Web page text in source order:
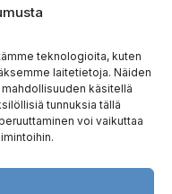
teknologioita, kuten
laitetietoja. Näiden
käsitellä
tunnuksia tällä
voi vaikuttaa
Heijastava tuubihuivi